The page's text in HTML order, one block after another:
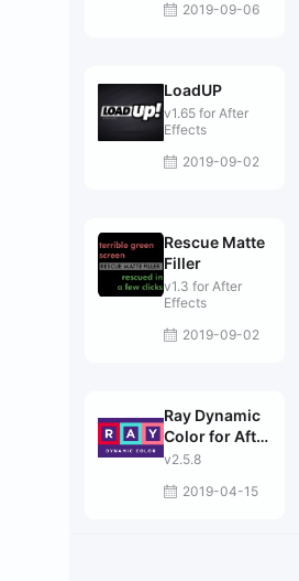
2019-09-06
LoadUP
v1.65 for After
Effects
2019-09-02
Rescue Matte
Filler
v1.3 for After
Effects
2019-09-02
Ray Dynamic
Color for After
Effects
v2.5.8
2019-04-15